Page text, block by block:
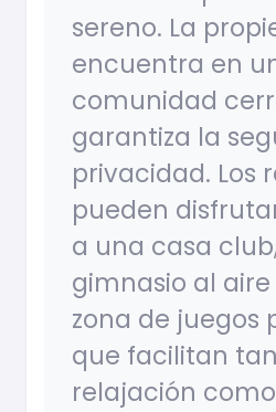
sereno. La
encuentra en
comunidad
garantiza la
privacidad. Los
pueden
a una casa
gimnasio al
zona de juegos
que facilitan
relajación